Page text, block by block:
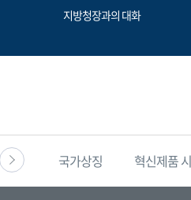
지방청장과의 대화
정보 국가상징 혁신제품